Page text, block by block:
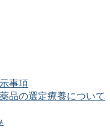
事項
品の選定療養について